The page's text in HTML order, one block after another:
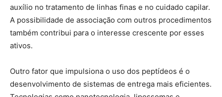
auxílio no tratamento de linhas finas e no cuidado capilar.
A possibilidade de associação com outros procedimentos
também contribui para o interesse crescente por esses
ativos.
Outro fator que impulsiona o uso dos peptídeos é o
desenvolvimento de sistemas de entrega mais eficientes.